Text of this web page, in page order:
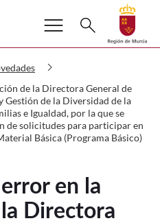
de error
Volver a
Ir a
menu Buscar
search
chevron_right
de la Directora General de
Gestión de la Diversidad de la
e Igualdad, por la que se
de solicitudes para participar en
Básica (Programa Básico)
en la
Directora